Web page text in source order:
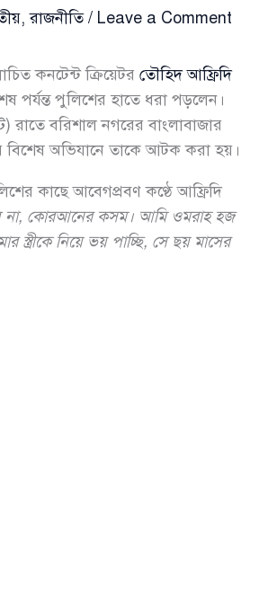
,রাজনীতি/ Leave a Comment
কনটেন্ট ক্রিয়েটর তৌহিদ আফ্রিদি
পর্যন্ত পুলিশের হাতে ধরা পড়লেন।
বরিশাল নগরের বাংলাবাজার
অভিযানে তাকে আটক করা হয়।
কাছে আবেগপ্রবণ কণ্ঠে আফ্রিদি
না, কোরআনের কসম। আমি ওমরাহ হজ
স্ত্রীকে নিয়ে ভয় পাচ্ছি, সে ছয় মাসের